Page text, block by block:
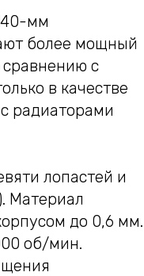
мм
более мощный
сравнению с
в качестве
радиаторами
лопастей и
Материал
до 0,6 мм.
об/мин.